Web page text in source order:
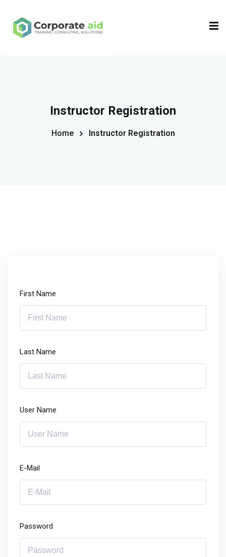
Instructor Registration
Home Instructor Registration
First Name
Last Name
User Name
E-Mail
Password
Sign in